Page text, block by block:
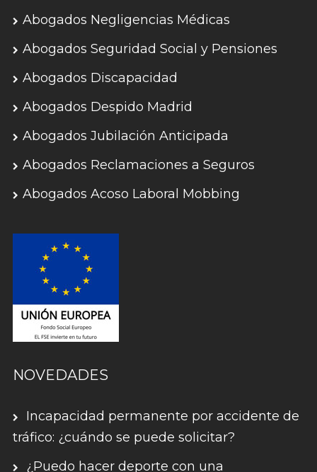
Abogados Negligencias Médicas
Abogados Seguridad Social y Pensiones
Abogados Discapacidad
Abogados Despido Madrid
Abogados Jubilación Anticipada
Abogados Reclamaciones a Seguros
Abogados Acoso Laboral Mobbing
NOVEDADES
Incapacidad permanente por accidente de
tráfico: ¿cuándo se puede solicitar?
¿Puedo hacer deporte con una